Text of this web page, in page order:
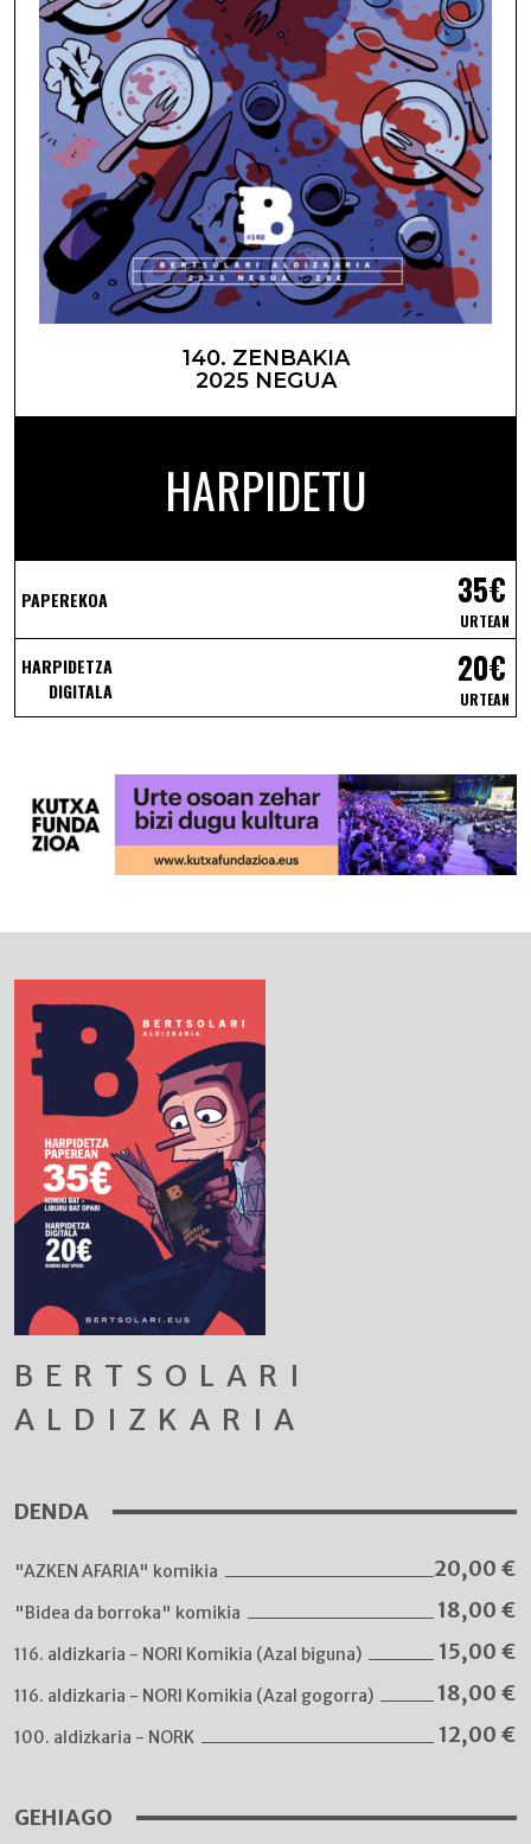
140. ZENBAKIA
2025 NEGUA
HARPIDETU
PAPEREKOA 35€
URTEAN
HARPIDETZA
DIGITALA
20€
URTEAN
BERTSOLARI
ALDIZKARIA
DENDA
"AZKEN AFARIA" komikia 20,00 €
"Bidea da borroka" komikia 18,00 €
116. aldizkaria - NORI Komikia (Azal biguna) 15,00 €
116. aldizkaria - NORI Komikia (Azal gogorra) 18,00 €
100. aldizkaria - NORK 12,00 €
GEHIAGO